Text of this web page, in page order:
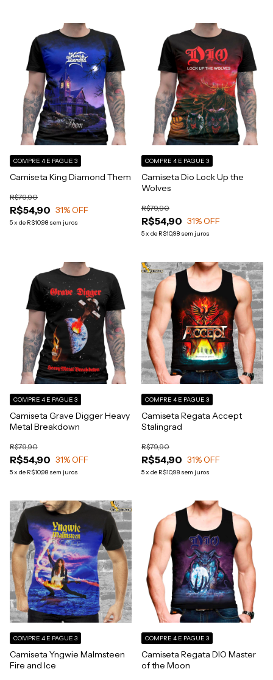
Camiseta King Diamond Them
R$54,90
R$79,90
31% OFF
5x de R$10,98 sem juros
COMPRE 4 E PAGUE 3
Camiseta Dio Lock Up the
Wolves
R$54,90
R$79,90
31% OFF
5x de R$10,98 sem juros
COMPRE 4 E PAGUE 3
Camiseta Grave Digger Heavy
Metal Breakdown
R$54,90
R$79,90
31% OFF
5x de R$10,98 sem juros
COMPRE 4 E PAGUE 3
Camiseta Regata Accept
Stalingrad
R$54,90
R$79,90
31% OFF
5x de R$10,98 sem juros
COMPRE 4 E PAGUE 3
Camiseta Yngwie Malmsteen
Fire and Ice
COMPRE 4 E PAGUE 3
Camiseta Regata DIO Master
of the Moon
COMPRE 4 E PAGUE 3